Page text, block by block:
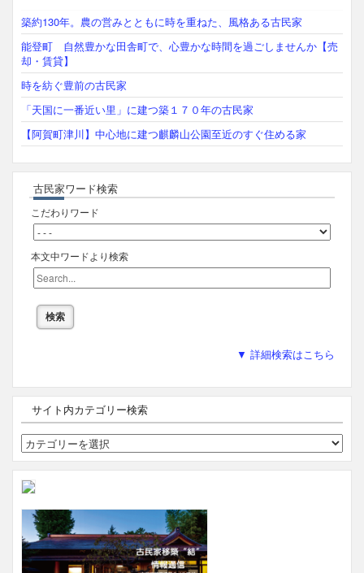
築約130年。農の営みとともに時を重ねた、風格ある古民家
能登町 自然豊かな田舎町で、心豊かな時間を過ごしませんか【売
却・賃貸】
時を紡ぐ豊前の古民家
「天国に一番近い里」に建つ築１７０年の古民家
【阿賀町津川】中心地に建つ麒麟山公園至近のすぐ住める家
古民家ワード検索
こだわりワード
本文中ワードより検索
▼ 詳細検索はこちら
サイト内カテゴリー検索
サ
イ
ト
内
カ
テ
ゴ
リ
ー